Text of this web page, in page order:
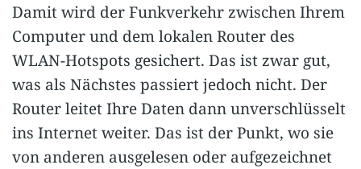
Damit wird der Funkverkehr zwischen Ihrem
Computer und dem lokalen Router des
WLAN-Hotspots gesichert. Das ist zwar gut,
was als Nächstes passiert jedoch nicht. Der
Router leitet Ihre Daten dann unverschlüsselt
ins Internet weiter. Das ist der Punkt, wo sie
von anderen ausgelesen oder aufgezeichnet